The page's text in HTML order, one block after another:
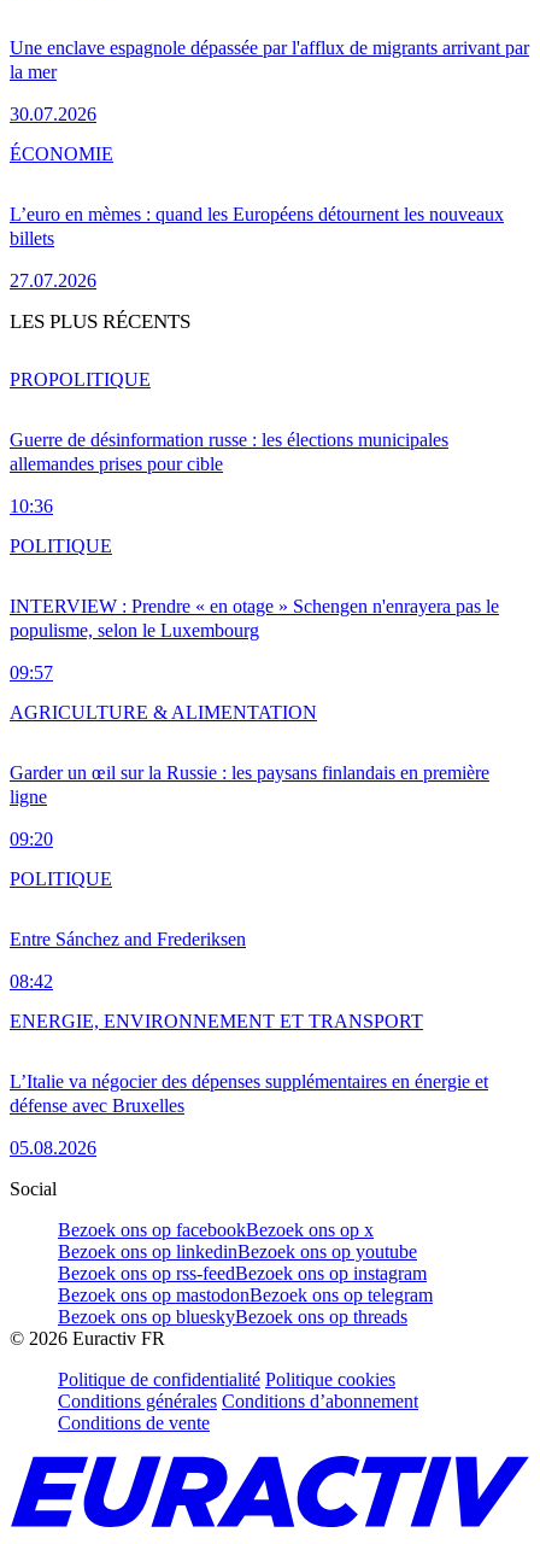
Une enclave espagnole dépassée par l'afflux de migrants arrivant par
la mer
30.07.2026
L’euro en mèmes : quand les Européens détournent les nouveaux
billets
27.07.2026
ÉCONOMIE
LES PLUS RÉCENTS
Guerre de désinformation russe : les élections municipales
allemandes prises pour cible
10:36
PROPOLITIQUE
INTERVIEW : Prendre « en otage » Schengen n'enrayera pas le
populisme, selon le Luxembourg
09:57
POLITIQUE
Garder un œil sur la Russie : les paysans finlandais en première
ligne
09:20
AGRICULTURE & ALIMENTATION
Entre Sánchez and Frederiksen
08:42
POLITIQUE
L’Italie va négocier des dépenses supplémentaires en énergie et
défense avec Bruxelles
05.08.2026
ENERGIE, ENVIRONNEMENT ET TRANSPORT
Social
Bezoek ons op facebookBezoek ons op x
Bezoek ons op linkedinBezoek ons op youtube
Bezoek ons op rss-feedBezoek ons op instagram
Bezoek ons op mastodonBezoek ons op telegram
Bezoek ons op blueskyBezoek ons op threads
© 2026 Euractiv FR
Politique de confidentialité Politique cookies
Conditions générales Conditions d’abonnement
Conditions de vente